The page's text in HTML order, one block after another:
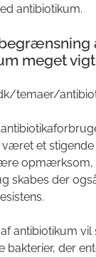
antibiotikum.
meget
temaer/
et
opmærksom,
skabes der
antibiotikum vil
bakterier, der